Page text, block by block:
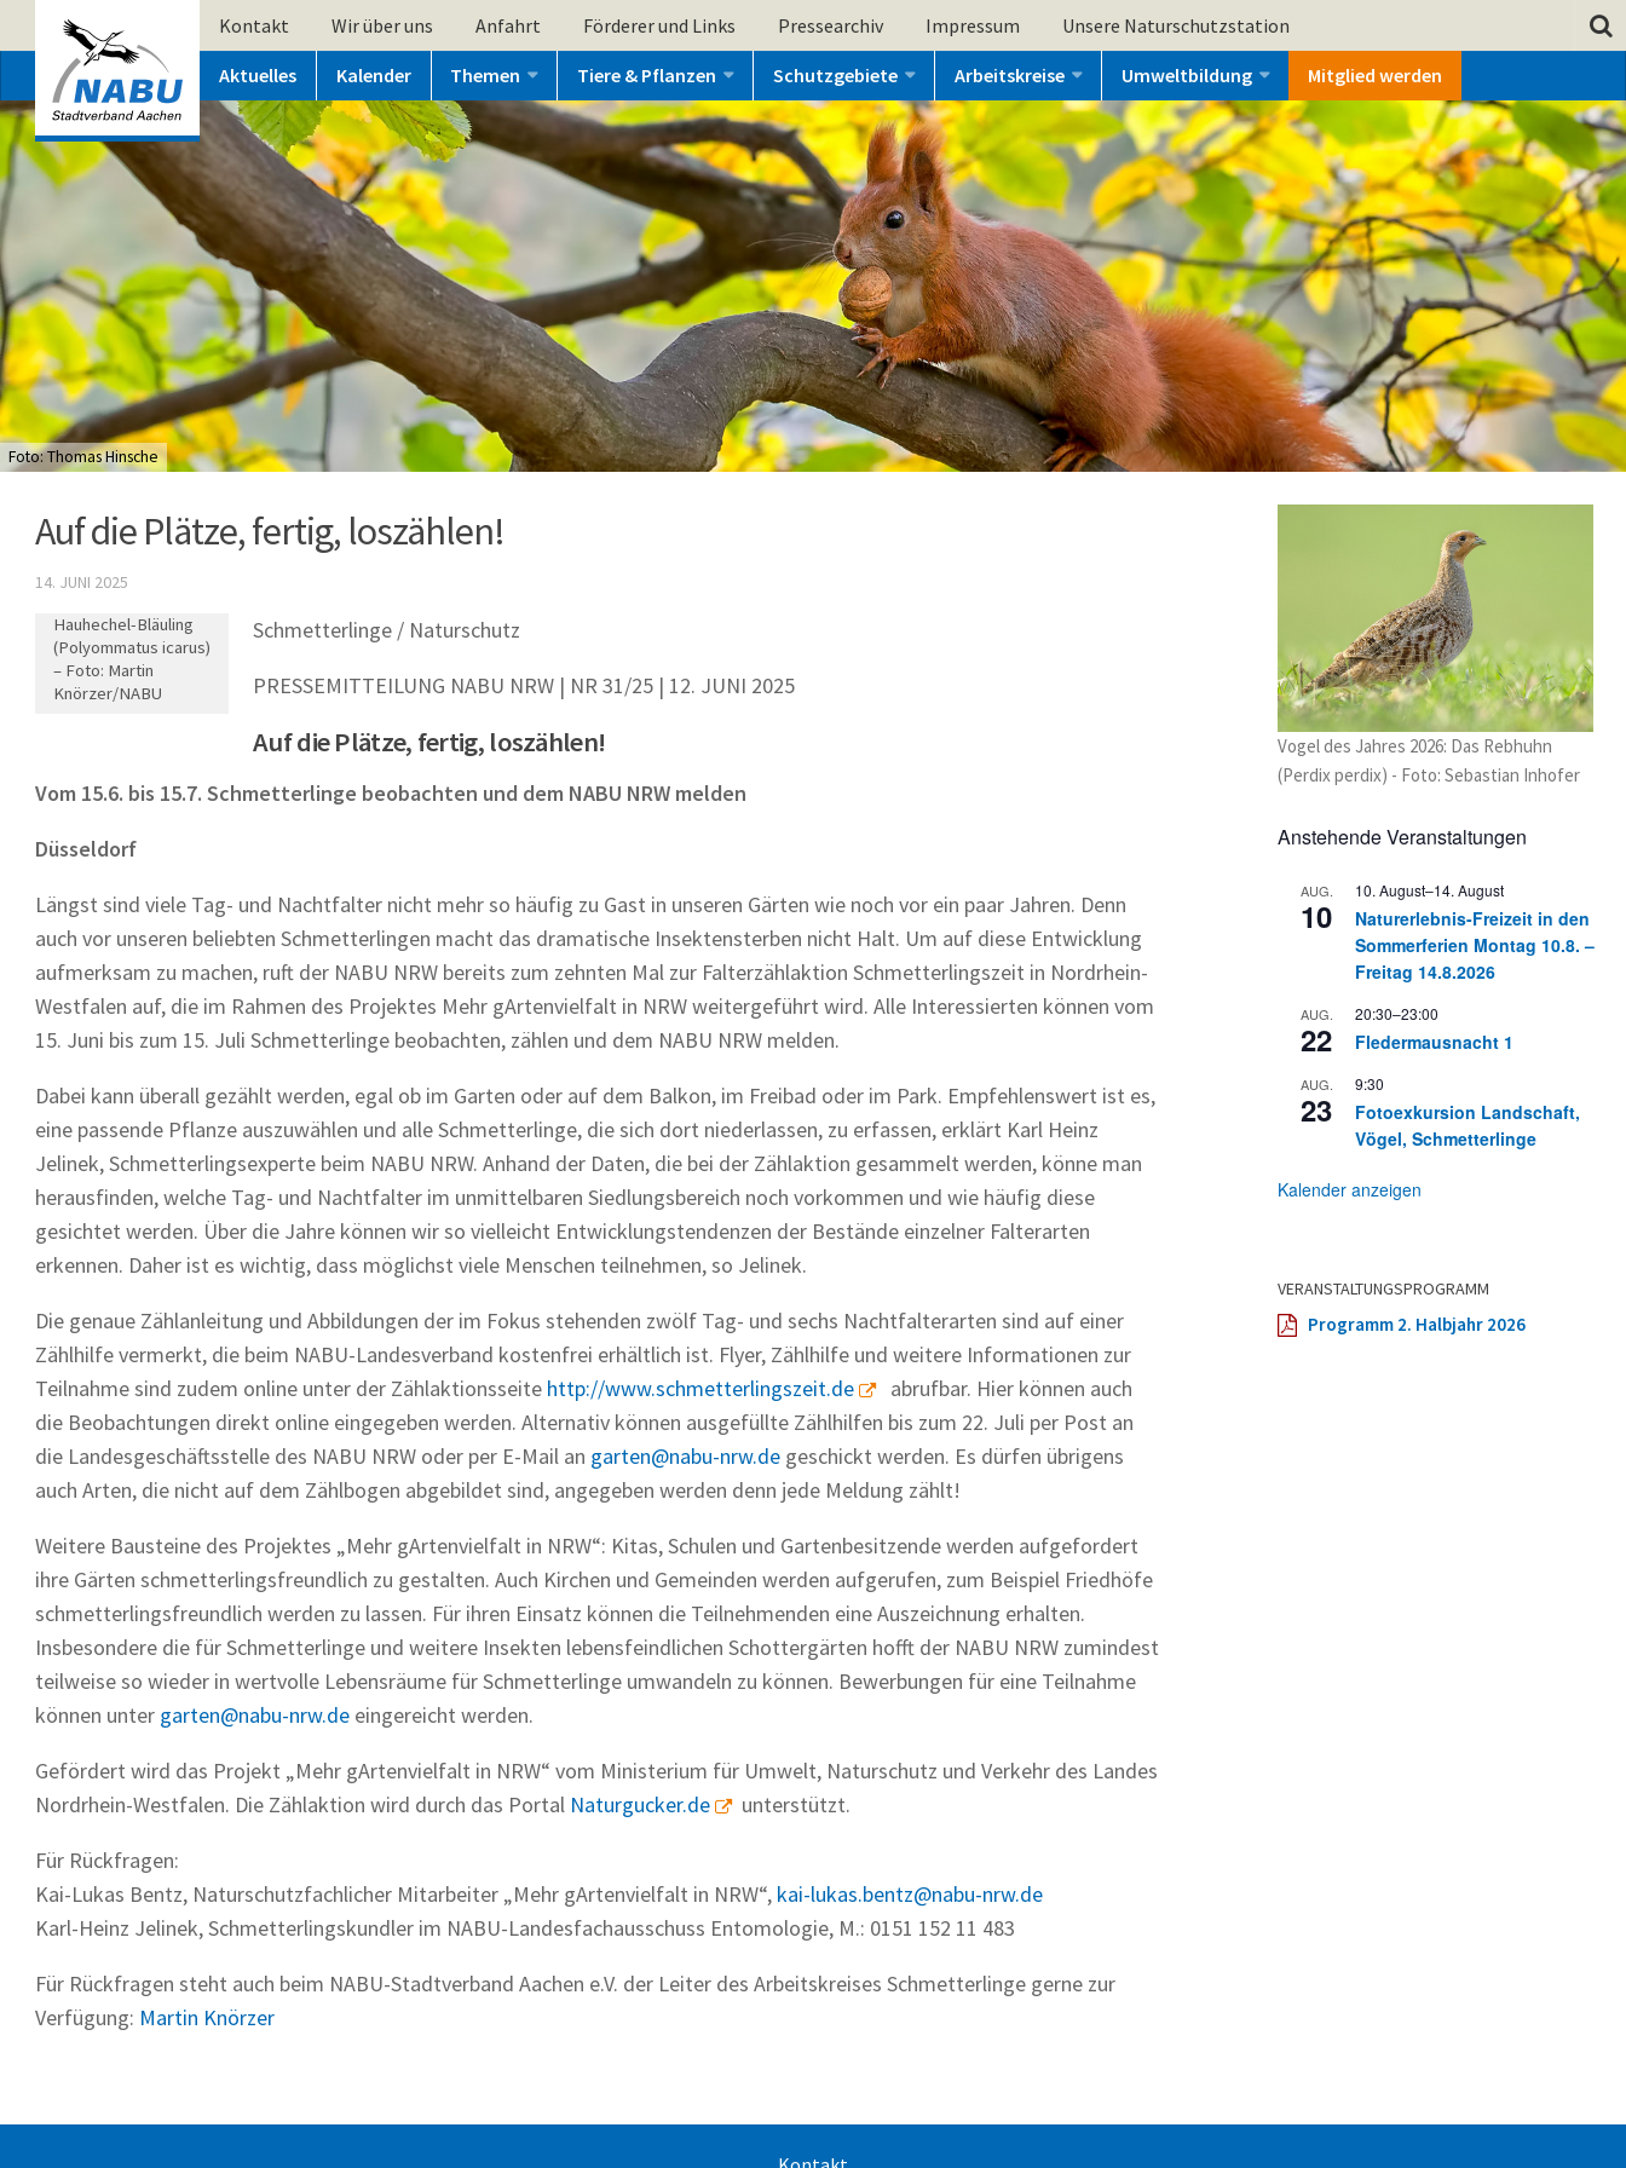
Kontakt Wir über uns Anfahrt Förderer und Links Pressearchiv Impressum Unsere Naturschutzstation
Aktuelles Kalender Themen Tiere & Pflanzen Schutzgebiete Arbeitskreise Umweltbildung Mitglied werden
Foto: Thomas Hinsche
Auf die Plätze, fertig, loszählen!
14. JUNI 2025
Hauhechel-Bläuling
(Polyommatus icarus)
– Foto: Martin
Knörzer/NABU
Schmetterlinge / Naturschutz
PRESSEMITTEILUNG NABU NRW | NR 31/25 | 12. JUNI 2025
Auf die Plätze, fertig, loszählen!
Vom 15.6. bis 15.7. Schmetterlinge beobachten und dem NABU NRW melden
Düsseldorf
Längst sind viele Tag- und Nachtfalter nicht mehr so häufig zu Gast in unseren Gärten wie noch vor ein paar Jahren. Denn
auch vor unseren beliebten Schmetterlingen macht das dramatische Insektensterben nicht Halt. Um auf diese Entwicklung
aufmerksam zu machen, ruft der NABU NRW bereits zum zehnten Mal zur Falterzählaktion Schmetterlingszeit in Nordrhein-
Westfalen auf, die im Rahmen des Projektes Mehr gArtenvielfalt in NRW weitergeführt wird. Alle Interessierten können vom
15. Juni bis zum 15. Juli Schmetterlinge beobachten, zählen und dem NABU NRW melden.
Dabei kann überall gezählt werden, egal ob im Garten oder auf dem Balkon, im Freibad oder im Park. Empfehlenswert ist es,
eine passende Pflanze auszuwählen und alle Schmetterlinge, die sich dort niederlassen, zu erfassen, erklärt Karl Heinz
Jelinek, Schmetterlingsexperte beim NABU NRW. Anhand der Daten, die bei der Zählaktion gesammelt werden, könne man
herausfinden, welche Tag- und Nachtfalter im unmittelbaren Siedlungsbereich noch vorkommen und wie häufig diese
gesichtet werden. Über die Jahre können wir so vielleicht Entwicklungstendenzen der Bestände einzelner Falterarten
erkennen. Daher ist es wichtig, dass möglichst viele Menschen teilnehmen, so Jelinek.
Die genaue Zählanleitung und Abbildungen der im Fokus stehenden zwölf Tag- und sechs Nachtfalterarten sind auf einer
Zählhilfe vermerkt, die beim NABU-Landesverband kostenfrei erhältlich ist. Flyer, Zählhilfe und weitere Informationen zur
Teilnahme sind zudem online unter der Zählaktionsseite http://www.schmetterlingszeit.de
abrufbar. Hier können auch
die Beobachtungen direkt online eingegeben werden. Alternativ können ausgefüllte Zählhilfen bis zum 22. Juli per Post an
die Landesgeschäftsstelle des NABU NRW oder per E-Mail an garten@nabu-nrw.de geschickt werden. Es dürfen übrigens
auch Arten, die nicht auf dem Zählbogen abgebildet sind, angegeben werden denn jede Meldung zählt!
Weitere Bausteine des Projektes „Mehr gArtenvielfalt in NRW“: Kitas, Schulen und Gartenbesitzende werden aufgefordert
ihre Gärten schmetterlingsfreundlich zu gestalten. Auch Kirchen und Gemeinden werden aufgerufen, zum Beispiel Friedhöfe
schmetterlingsfreundlich werden zu lassen. Für ihren Einsatz können die Teilnehmenden eine Auszeichnung erhalten.
Insbesondere die für Schmetterlinge und weitere Insekten lebensfeindlichen Schottergärten hofft der NABU NRW zumindest
teilweise so wieder in wertvolle Lebensräume für Schmetterlinge umwandeln zu können. Bewerbungen für eine Teilnahme
können unter garten@nabu-nrw.de eingereicht werden.
Gefördert wird das Projekt „Mehr gArtenvielfalt in NRW“ vom Ministerium für Umwelt, Naturschutz und Verkehr des Landes
Nordrhein-Westfalen. Die Zählaktion wird durch das Portal Naturgucker.de
unterstützt.
Für Rückfragen:
Kai-Lukas Bentz, Naturschutzfachlicher Mitarbeiter „Mehr gArtenvielfalt in NRW“, kai-lukas.bentz@nabu-nrw.de
Karl-Heinz Jelinek, Schmetterlingskundler im NABU-Landesfachausschuss Entomologie, M.: 0151 152 11 483
Für Rückfragen steht auch beim NABU-Stadtverband Aachen e.V. der Leiter des Arbeitskreises Schmetterlinge gerne zur
Verfügung: Martin Knörzer
Vogel des Jahres 2026: Das Rebhuhn
(Perdix perdix) - Foto: Sebastian Inhofer
Anstehende Veranstaltungen
AUG.
10
10. August–14. August
Naturerlebnis-Freizeit in den
Sommerferien Montag 10.8. –
Freitag 14.8.2026
AUG.
22
20:30–23:00
Fledermausnacht 1
AUG.
23
9:30
Fotoexkursion Landschaft,
Vögel, Schmetterlinge
Kalender anzeigen
VERANSTALTUNGSPROGRAMM
Programm 2. Halbjahr 2026